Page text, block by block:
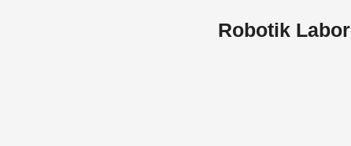
Robotik Labor